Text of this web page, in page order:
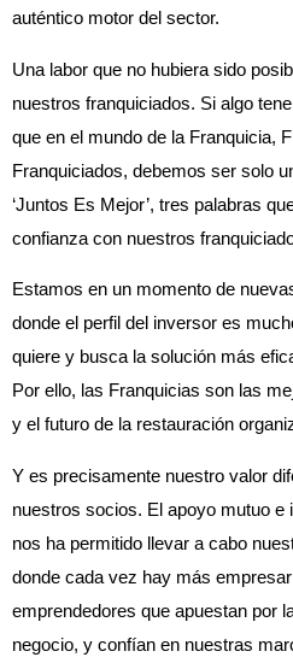
auténtico motor del sector.
Una labor que no hubiera sido
nuestros franquiciados. Si algo
que en el mundo de la Franquicia,
Franquiciados, debemos ser solo
‘Juntos Es Mejor’, tres palabras
confianza con nuestros
Estamos en un momento de
donde el perfil del inversor es
quiere y busca la solución más
Por ello, las Franquicias son las
y el futuro de la restauración
Y es precisamente nuestro valor
nuestros socios. El apoyo mutuo e
nos ha permitido llevar a cabo
donde cada vez hay más
emprendedores que apuestan por
negocio, y confían en nuestras